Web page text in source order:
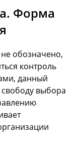
Форма
обозначено,
контроль
данный
выбора